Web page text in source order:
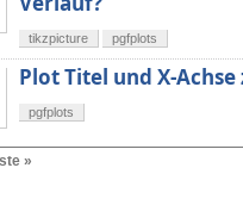
tikzpicture pgfplots
Plot Titel und X-
pgfplots
»